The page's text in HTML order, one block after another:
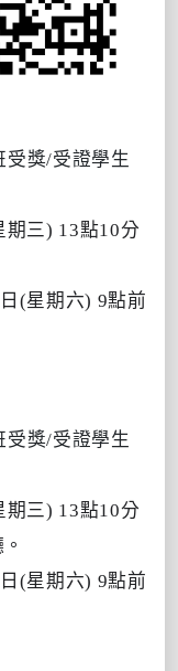
獎/受證學生
三) 13點10分
(星期六) 9點前
受獎/受證學生
三) 13點10分
(星期六) 9點前